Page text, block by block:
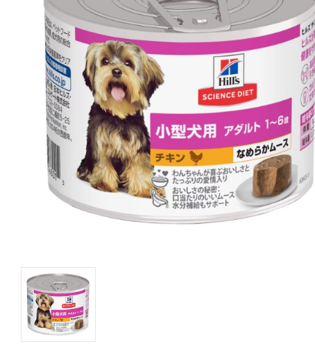
ドッグフード
キャットフード
美容・ケア用品
服・おさんぽ用品
日用品（デイリー）
リビング雑貨
トリマーグッズ
シニアサポート